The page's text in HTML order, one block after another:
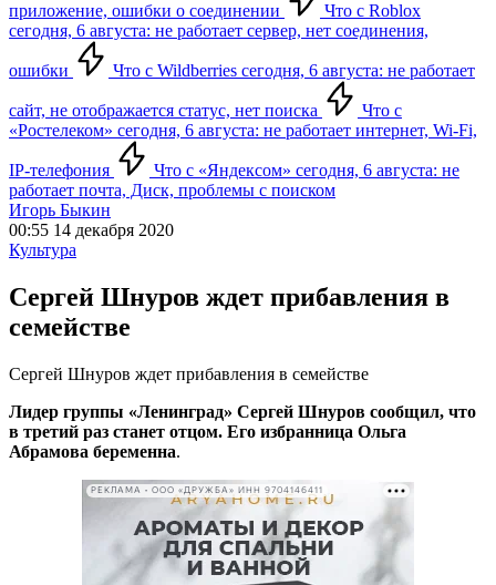
приложение, ошибки о соединении
Что с Roblox
сегодня, 6 августа: не работает сервер, нет соединения,
ошибки Что с Wildberries сегодня, 6 августа: не работает
сайт, не отображается статус, нет поиска
Что с
«Ростелеком» сегодня, 6 августа: не работает интернет, Wi-Fi,
IP-телефония
Что с «Яндексом» сегодня, 6 августа: не
работает почта, Диск, проблемы с поиском
Игорь Быкин
00:55 14 декабря 2020
Культура
Сергей Шнуров ждет прибавления в
семействе
Сергей Шнуров ждет прибавления в семействе
Лидер группы «Ленинград» Сергей Шнуров сообщил, что
в третий раз станет отцом. Его избранница Ольга
Абрамова беременна.
РЕКЛАМА • ООО «ДРУЖБА» ИНН 9704146411